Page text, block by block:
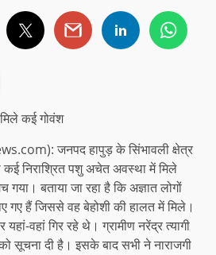
कई गोवंश
जनपद हापुड़ के सिंभावली क्षेत्र
कई निराश्रित पशु अचेत अवस्था में मिले
बताया जा रहा है कि अज्ञात लोगों
गए हैं जिससे वह बेहोशी की हालत में मिले।
वहां गिर रहे थे। ग्रामीण नरेंद्र त्यागी
सूचना दी है। इसके बाद सभी ने नाराजगी